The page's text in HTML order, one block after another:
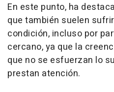
En este punto, ha
que también suelen
condición, incluso por
cercano, ya que la
que no se esfuerzan lo
prestan atención.